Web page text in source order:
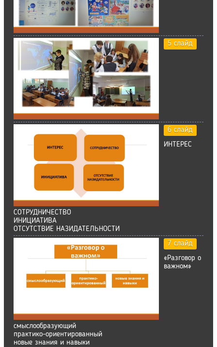
5 слайд
6 слайд
ИНТЕРЕС
СОТРУДНИЧЕСТВО
ИНИЦИАТИВА
ОТСУТСТВИЕ НАЗИДАТЕЛЬНОСТИ
7 слайд
«Разговор о
важном»
смыслообразующий
практико-ориентированный
новые знания и навыки